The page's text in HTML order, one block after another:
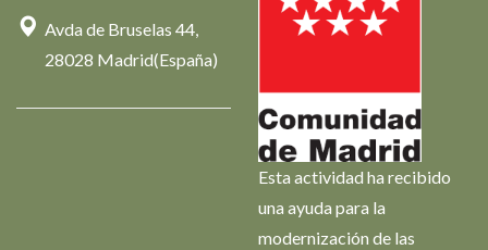
Avda de Bruselas 44,
28028 Madrid(España)
Esta actividad ha recibido
una ayuda para la
modernización de las